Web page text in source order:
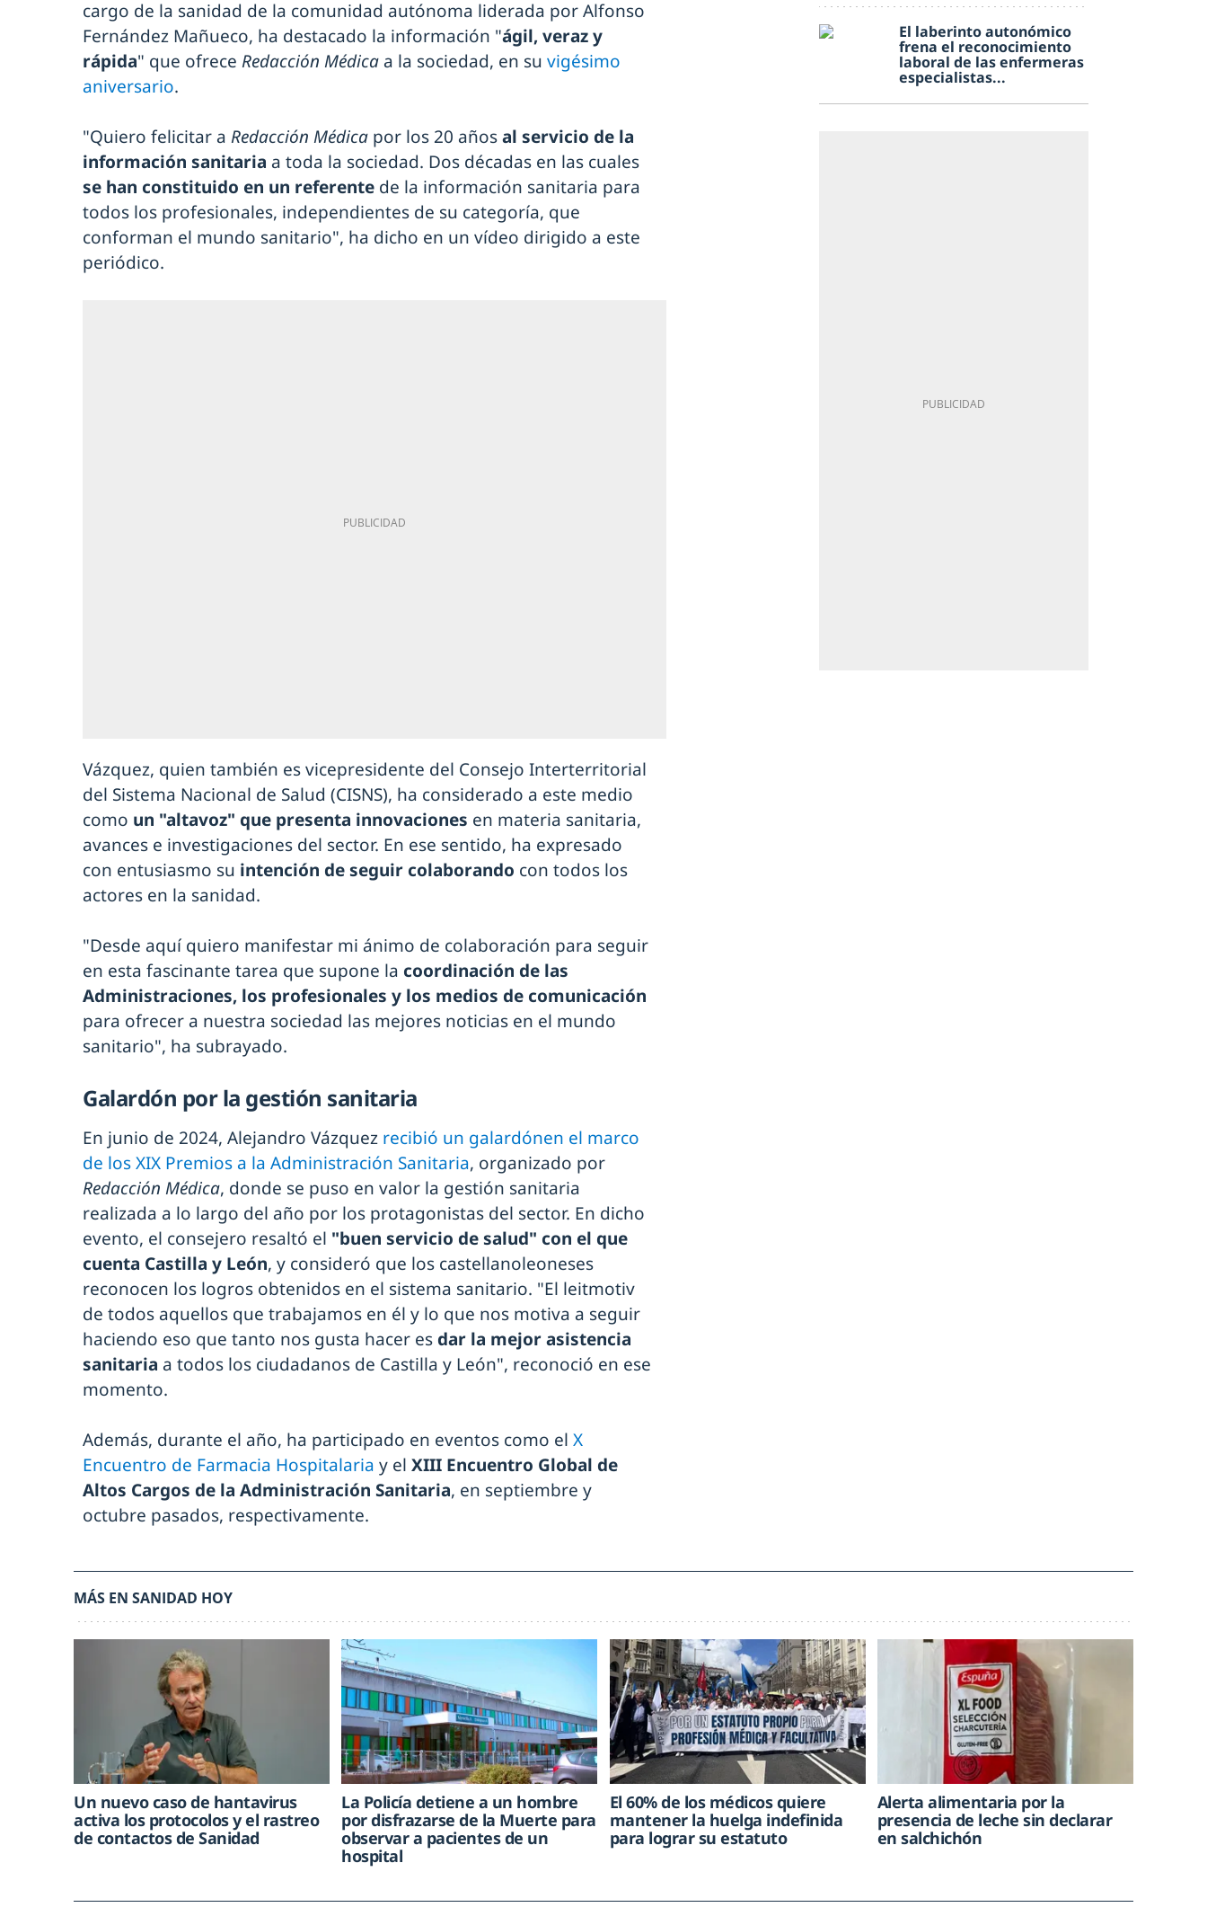
cargo de la sanidad de la comunidad autónoma liderada por Alfonso
Fernández Mañueco, ha destacado la información "ágil, veraz y
rápida" que ofrece Redacción Médica a la sociedad, en su vigésimo
aniversario.
"Quiero felicitar a Redacción Médica por los 20 añosal servicio de la
información sanitaria a toda la sociedad. Dos décadas en las cuales
se han constituido en un referente de la información sanitaria para
todos los profesionales, independientes de su categoría, que
conforman el mundo sanitario", ha dicho en un vídeo dirigido a este
periódico.
Vázquez, quien también es vicepresidente del Consejo Interterritorial
del Sistema Nacional de Salud (CISNS), ha considerado a este medio
como un "altavoz" que presenta innovaciones en materia sanitaria,
avances e investigaciones del sector. En ese sentido, ha expresado
con entusiasmo su intención de seguir colaborando con todos los
actores en la sanidad.
"Desde aquí quiero manifestar mi ánimo de colaboración para seguir
en esta fascinante tarea que supone la coordinación de las
Administraciones, los profesionales y los medios de comunicación
para ofrecer a nuestra sociedad las mejores noticias en el mundo
sanitario", ha subrayado.
Galardón por la gestión sanitaria
En junio de 2024, Alejandro Vázquez recibió un galardónen el marco
de los XIX Premios a la Administración Sanitaria, organizado por
Redacción Médica, donde se puso en valor la gestión sanitaria
realizada a lo largo del año por los protagonistas del sector. En dicho
evento, el consejero resaltó el "buen servicio de salud" con el que
cuenta Castilla y León, y consideró que los castellanoleoneses
reconocen los logros obtenidos en el sistema sanitario. "El leitmotiv
de todos aquellos que trabajamos en él y lo que nos motiva a seguir
haciendo eso que tanto nos gusta hacer es dar la mejor asistencia
sanitaria a todos los ciudadanos de Castilla y León", reconoció en ese
momento.
Además, durante el año, ha participado en eventos como el X
Encuentro de Farmacia Hospitalaria y el XIII Encuentro Global de
Altos Cargos de la Administración Sanitaria, en septiembre y
octubre pasados, respectivamente.
El laberinto autonómico
frena el reconocimiento
laboral de las enfermeras
especialistas...
MÁS EN SANIDAD HOY
Un nuevo caso de hantavirus
activa los protocolos y el rastreo
de contactos de Sanidad
La Policía detiene a un hombre
por disfrazarse de la Muerte para
observar a pacientes de un
hospital
El 60% de los médicos quiere
mantener la huelga indefinida
para lograr su estatuto
Alerta alimentaria por la
presencia de leche sin declarar
en salchichón